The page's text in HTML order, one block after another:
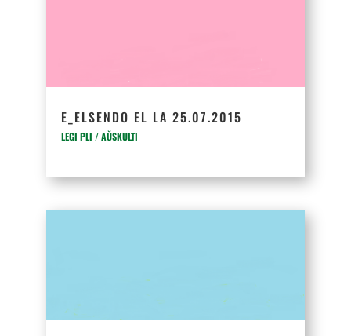
E_ELSENDO EL LA 25.07.2015
LEGI PLI / AŬSKULTI